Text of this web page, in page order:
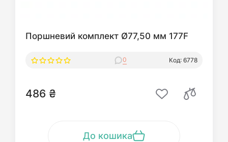
Поршневий комплект Ø77,50 мм 177F
0 Код: 6778
486 ₴
До кошика